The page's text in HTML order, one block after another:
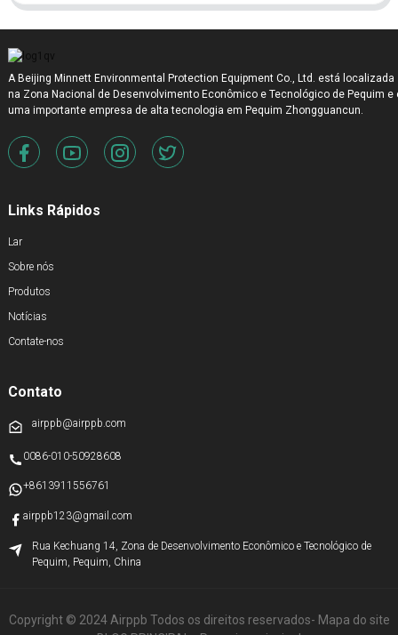
A Beijing Minnett Environmental Protection Equipment Co., Ltd. está localizada
na Zona Nacional de Desenvolvimento Econômico e Tecnológico de Pequim e
uma importante empresa de alta tecnologia em Pequim Zhongguancun.
Links Rápidos
Lar
Sobre nós
Produtos
Notícias
Contate-nos
Contato
airppb@airppb.com
0086-010-50928608
+8613911556761
airppb123@gmail.com
Rua Kechuang 14, Zona de Desenvolvimento Econômico e Tecnológico de
Pequim, Pequim, China
Copyright © 2024 Airppb Todos os direitos reservados- Mapa do site